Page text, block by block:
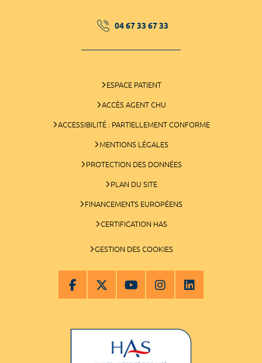
04 67 33 67 33
ESPACE PATIENT
ACCÈS AGENT CHU
ACCESSIBILITÉ : PARTIELLEMENT CONFORME
MENTIONS LÉGALES
PROTECTION DES DONNÉES
PLAN DU SITE
FINANCEMENTS EUROPÉENS
CERTIFICATION HAS
GESTION DES COOKIES